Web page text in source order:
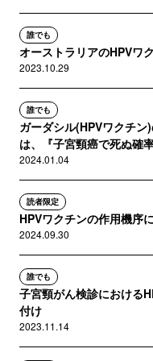
誰でも
オーストラリアのHPVワ
2023.10.29
誰でも
ガーダシル(HPVワクチ
は、『子宮頸癌で死ぬ確
2024.01.04
読者限定
HPVワクチンの作用機序
2024.09.30
誰でも
子宮頸がん検診における
付け
2023.11.14